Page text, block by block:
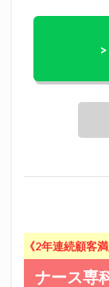
《2年連続顧客
ナース専